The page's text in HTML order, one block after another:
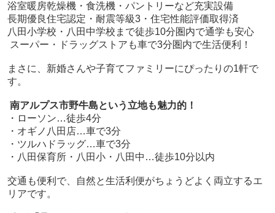
浴室暖房乾燥機・食洗機・パントリーなど充実設備
長期優良住宅認定・耐震等級3・住宅性能評価取得済
八田小学校・八田中学校まで徒歩10分圏内で通学も安心
️ スーパー・ドラッグストアも車で3分圏内で生活便利！
まさに、新婚さんや子育てファミリーにぴったりの1軒で
す。
南アルプス市野牛島という立地も魅力的！
・ローソン…徒歩4分
・オギノ八田店…車で3分
・ツルハドラッグ…車で3分
・八田保育所・八田小・八田中…徒歩10分以内
交通も便利で、自然と生活利便がちょうどよく両立するエ
リアです。